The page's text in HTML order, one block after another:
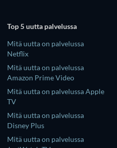
Top 5 uutta palvelussa
Mitä uutta on palvelussa
Netflix
Mitä uutta on palvelussa
Amazon Prime Video
Mitä uutta on palvelussa Apple
TV
Mitä uutta on palvelussa
Disney Plus
Mitä uutta on palvelussa